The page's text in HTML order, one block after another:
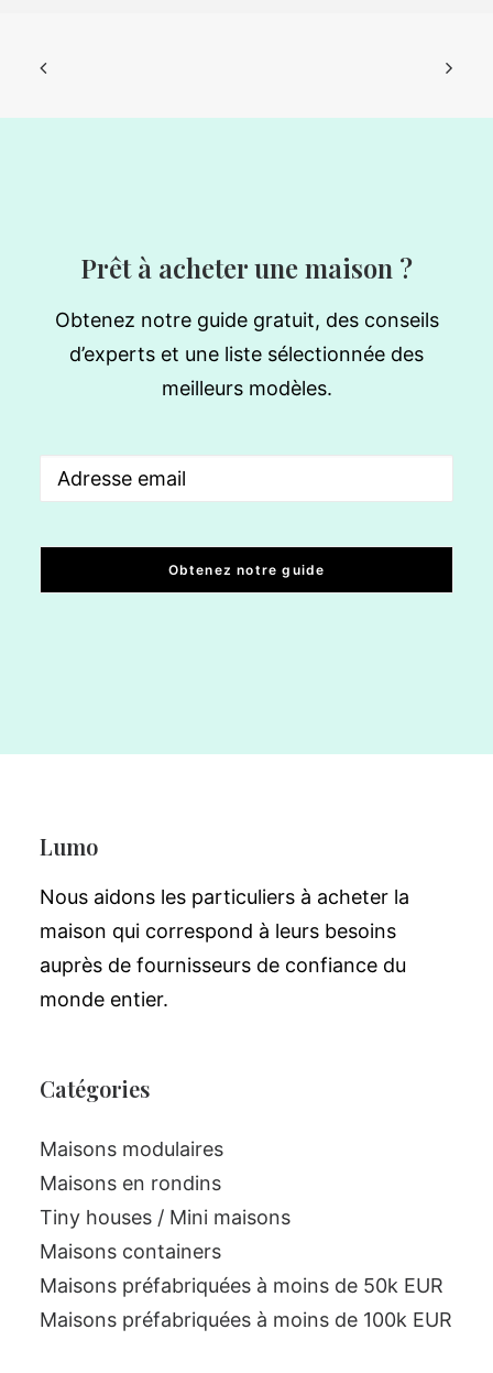
Prêt à acheter une maison ?
Obtenez notre guide gratuit, des conseils
d’experts et une liste sélectionnée des
meilleurs modèles.
Email(Nécessaire)
Lumo
Nous aidons les particuliers à acheter la
maison qui correspond à leurs besoins
auprès de fournisseurs de confiance du
monde entier.
Catégories
Maisons modulaires
Maisons en rondins
Tiny houses / Mini maisons
Maisons containers
Maisons préfabriquées à moins de 50k EUR
Maisons préfabriquées à moins de 100k EUR